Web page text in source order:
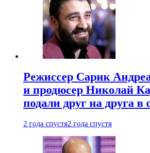
Режиссер Сарик
и продюсер Николай
подали друг на друга в
2 года спустя2 года спустя